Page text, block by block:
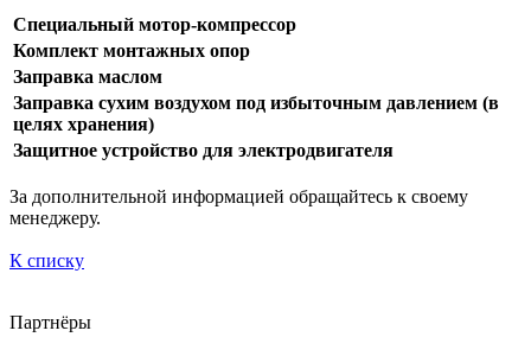
Специальный мотор-компрессор
Комплект монтажных опор
Заправка маслом
Заправка сухим воздухом под избыточным давлением (в
целях хранения)
Защитное устройство для электродвигателя
За дополнительной информацией обращайтесь к своему
менеджеру.
К списку
Партнёры